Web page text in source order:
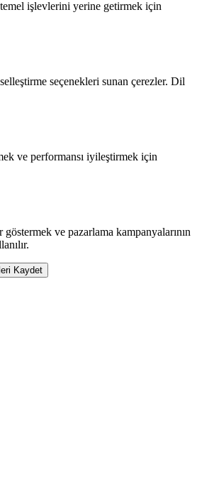
işlevlerini yerine getirmek için
seçenekleri sunan çerezler. Dil
ve performansı iyileştirmek için
ve pazarlama kampanyalarının
Kaydet